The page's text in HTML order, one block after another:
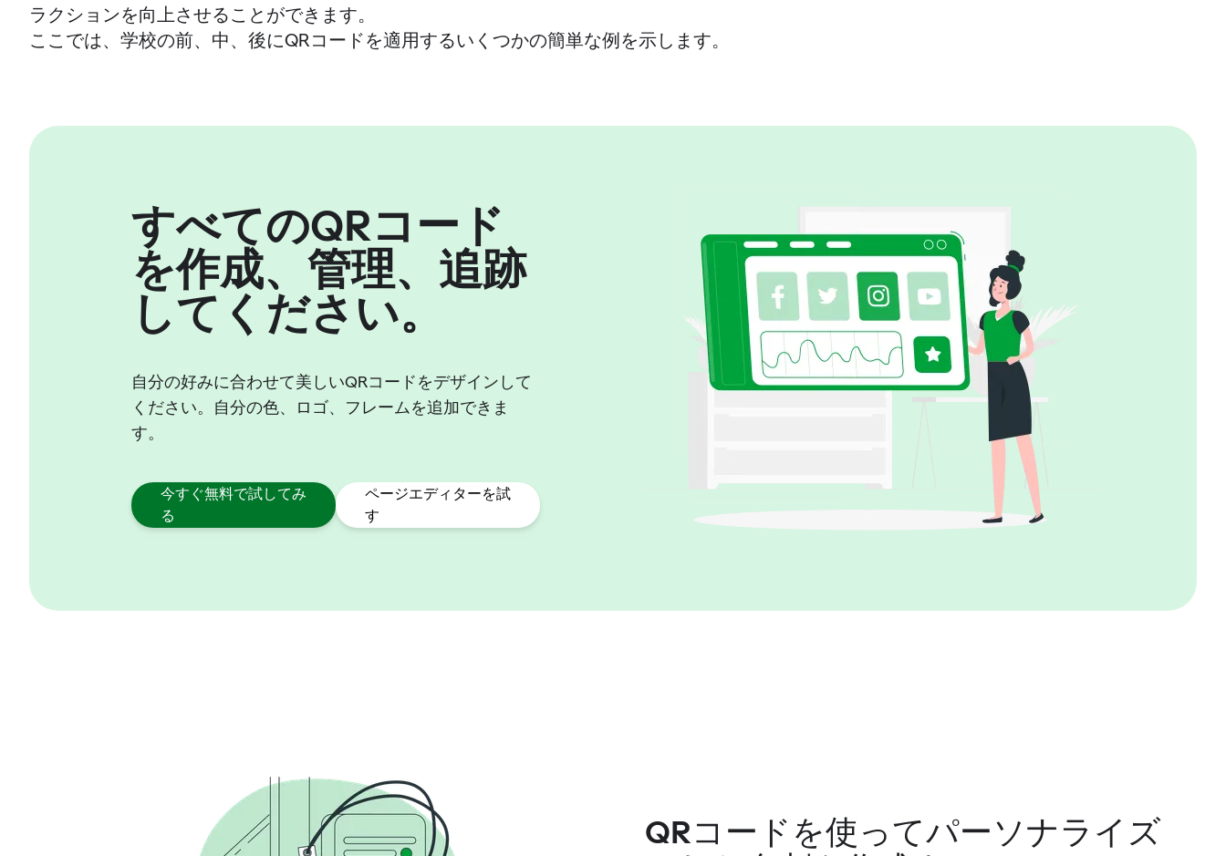
ラクションを向上させることができます。
ここでは、学校の前、中、後にQRコードを適用するいくつかの簡単な例を示します。
すべてのQRコード
を作成、管理、追跡
してください。
自分の好みに合わせて美しいQRコードをデザインして
ください。自分の色、ロゴ、フレームを追加できま
す。
今すぐ無料で試してみ
る
ページエディターを試
す
QRコードを使ってパーソナライズ